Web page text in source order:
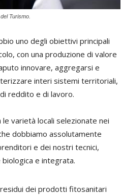
Turismo.
uno degli obiettivi principali
con una produzione di valore
innovare, aggregarsi e
interi sistemi territoriali,
reddito e di lavoro.
varietà locali selezionate nei
dobbiamo assolutamente
e dei nostri tecnici,
biologica e integrata.
dei prodotti fitosanitari